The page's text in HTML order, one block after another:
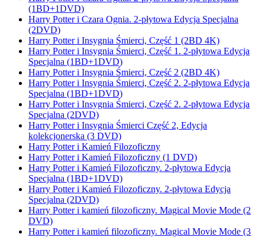
(1BD+1DVD)
Harry Potter i Czara Ognia. 2-płytowa Edycja Specjalna
(2DVD)
Harry Potter i Insygnia Śmierci, Część 1 (2BD 4K)
Harry Potter i Insygnia Śmierci, Część 1. 2-płytowa Edycja
Specjalna (1BD+1DVD)
Harry Potter i Insygnia Śmierci, Część 2 (2BD 4K)
Harry Potter i Insygnia Śmierci, Część 2. 2-płytowa Edycja
Specjalna (1BD+1DVD)
Harry Potter i Insygnia Śmierci, Część 2. 2-płytowa Edycja
Specjalna (2DVD)
Harry Potter i Insygnia Śmierci Część 2, Edycja
kolekcjonerska (3 DVD)
Harry Potter i Kamień Filozoficzny
Harry Potter i Kamień Filozoficzny (1 DVD)
Harry Potter i Kamień Filozoficzny. 2-płytowa Edycja
Specjalna (1BD+1DVD)
Harry Potter i Kamień Filozoficzny. 2-płytowa Edycja
Specjalna (2DVD)
Harry Potter i kamień filozoficzny. Magical Movie Mode (2
DVD)
Harry Potter i kamień filozoficzny. Magical Movie Mode (3